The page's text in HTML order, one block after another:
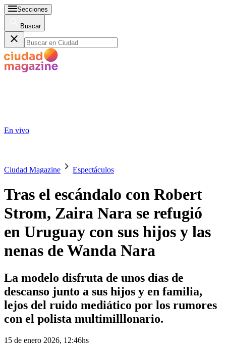
Secciones
Buscar
En vivo
Ciudad Magazine Espectáculos
Tras el escándalo con Robert
Strom, Zaira Nara se refugió
en Uruguay con sus hijos y las
nenas de Wanda Nara
La modelo disfruta de unos días de
descanso junto a sus hijos y en familia,
lejos del ruido mediático por los rumores
con el polista multimilllonario.
15 de enero 2026, 12:46hs